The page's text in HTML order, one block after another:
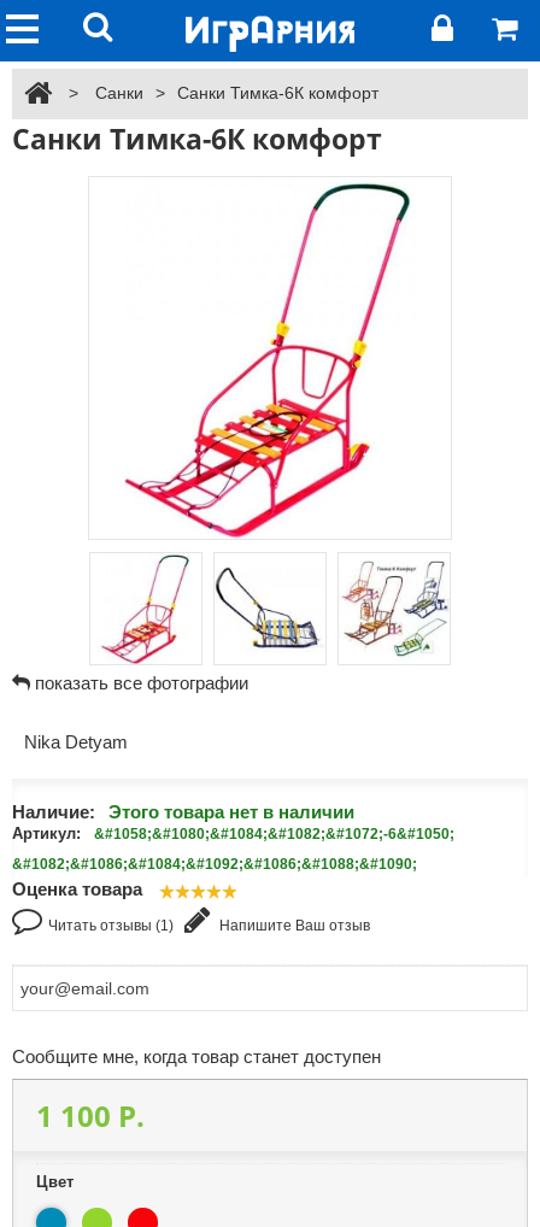
> Санки > Санки Тимка-6К комфорт
Санки Тимка-6К комфорт
показать все фотографии
Nika Detyam
Наличие: Этого товара нет в наличии
Артикул:
&#1058;&#1080;&#1084;&#1082;&#1072;-6&#1050;
&#1082;&#1086;&#1084;&#1092;&#1086;&#1088;&#1090;
Оценка товара
Читать отзывы (1) Напишите Ваш отзыв
Сообщите мне, когда товар станет доступен
1 100 P.
Цвет